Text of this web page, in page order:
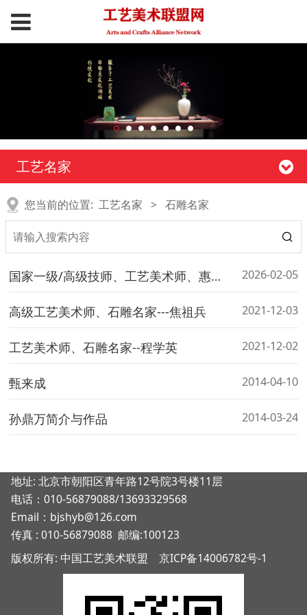
工艺名家
您当前的位置:工艺名家 > 石雕名家
国家一级/高级技师、工艺美术师、惠安县民间文艺家协会常务副主席---辛久见 2026-02-05
高级工艺美术师、石雕名家---焦祖兵 2021-12-03
工艺美术师、石雕名家--程学英 2021-12-02
甄来成 2014-04-10
孙鼎万简介与作品 2014-03-24
地址: 北京市朝阳区青年路12号院3号楼11层
电话：010-56879088/13693329568
Email：bjshyb@126.com
传真 : 010-56879088 邮编:100123
版权所有: 中国工艺美术联盟 京ICP备14006782号-1